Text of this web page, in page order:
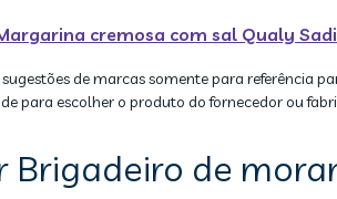
cremosa com sal Qualy
de marcas somente para referência
para escolher o produto do fornecedor ou
Brigadeiro de